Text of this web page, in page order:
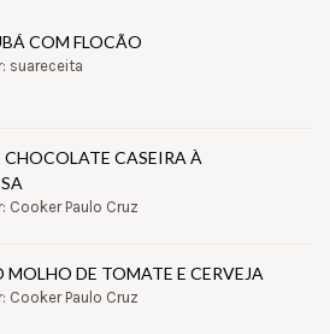
COM FLOCÃO
suareceita
CHOCOLATE CASEIRA À
Cooker Paulo Cruz
MOLHO DE TOMATE E CERVEJA
Cooker Paulo Cruz